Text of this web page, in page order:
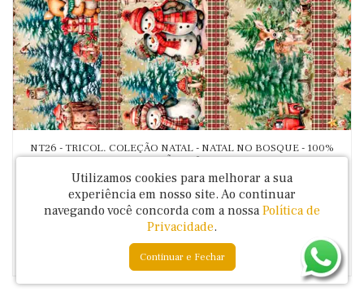
NT26 - TRICOL. COLEÇÃO NATAL - NATAL NO BOSQUE - 100%
ALGODÃO A4609-001
Código: PAN62C01
R$ 34,99
ESGOTADO
Utilizamos cookies para melhorar a sua
experiência em nosso site. Ao continuar
navegando você concorda com a nossa Política de
Privacidade.
Continuar e Fechar